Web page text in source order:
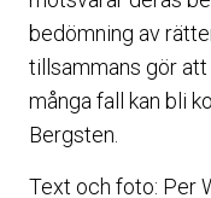
bedömning av
tillsammans gör
många fall kan bli
Bergsten.
Text och foto: Per